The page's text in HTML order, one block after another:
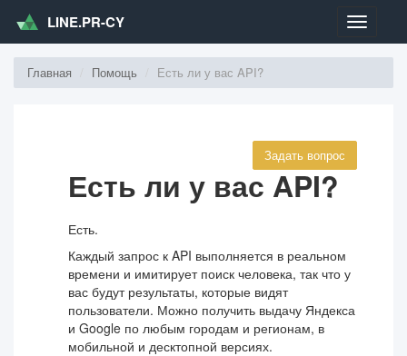
Меню
LINE.PR-CY
Главная Помощь Есть ли у вас API?
Задать вопрос
Есть ли у вас API?
Есть.
Каждый запрос к API выполняется в реальном
времени и имитирует поиск человека, так что у
вас будут результаты, которые видят
пользователи. Можно получить выдачу Яндекса
и Google по любым городам и регионам, в
мобильной и десктопной версиях.